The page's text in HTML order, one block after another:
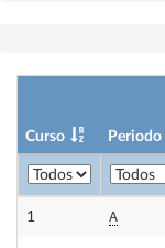
Curso Periodo
1 A